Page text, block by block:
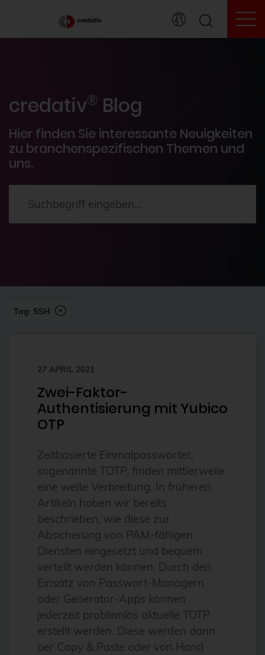
credativ® Blog
Hier finden Sie interessante Neuigkeiten
zu branchenspezifischen Themen und
uns.
Veranstaltungen
PostgreSQL®
2FA
Abonnement
Alpin
Alternativen
Amazon FSx
Ansible
Ansible Community Proxmox
Ansible-Modul
AnsibleFest
Antivirus
Apache
Apache Guacamole
apachekafka®
API-Integration
AppArmor
Tag: SSH
27 APRIL 2021
Zwei-Faktor-
Authentisierung mit Yubico
OTP
Zeitbasierte Einmalpasswörter,
sogenannte TOTP, finden mittlerweile
eine weite Verbreitung. In früheren
Artikeln haben wir bereits
beschrieben, wie diese zur
Absicherung von PAM-fähigen
Diensten eingesetzt und bequem
verteilt werden können. Durch den
Einsatz von Passwort-Managern
oder Generator-Apps können
jederzeit problemlos aktuelle TOTP
erstellt werden. Diese werden dann
per Copy & Paste oder von Hand